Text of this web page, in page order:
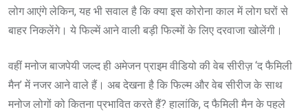
लोग आएंगे लेकिन, यह भी सवाल है कि क्या इस कोरोना काल में लोग घरों से
बाहर निकलेंगे। ये फिल्में आने वाली बड़ी फिल्मों के लिए दरवाजा खोलेंगी।
वहीं मनोज बाजपेयी जल्द ही अमेजन प्राइम वीडियो की वेब सीरीज़ ‘द फैमिली
मैन’ में नजर आने वाले हैं। अब देखना है कि फिल्म और वेब सीरीज के साथ
मनोज लोगों को कितना प्रभावित करते हैं? हालांकि, द फैमिली मैन के पहले